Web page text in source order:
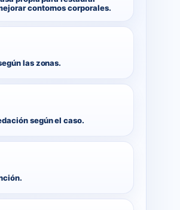
contornos corporales.
las zonas.
según el caso.